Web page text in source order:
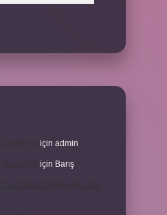
için admin
için Barış